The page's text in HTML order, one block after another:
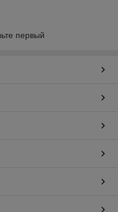
первый